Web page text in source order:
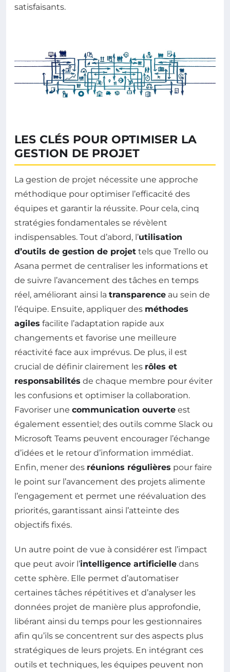
satisfaisants.
LES CLÉS POUR OPTIMISER LA
GESTION DE PROJET
La gestion de projet nécessite une approche
méthodique pour optimiser l’efficacité des
équipes et garantir la réussite. Pour cela, cinq
stratégies fondamentales se révèlent
indispensables. Tout d’abord, l’utilisation
d’outils de gestion de projet tels que Trello ou
Asana permet de centraliser les informations et
de suivre l’avancement des tâches en temps
réel, améliorant ainsi la transparence au sein de
l’équipe. Ensuite, appliquer des méthodes
agiles facilite l’adaptation rapide aux
changements et favorise une meilleure
réactivité face aux imprévus. De plus, il est
crucial de définir clairement les rôles et
responsabilités de chaque membre pour éviter
les confusions et optimiser la collaboration.
Favoriser une communication ouverte est
également essentiel; des outils comme Slack ou
Microsoft Teams peuvent encourager l’échange
d’idées et le retour d’information immédiat.
Enfin, mener des réunions régulières pour faire
le point sur l’avancement des projets alimente
l’engagement et permet une réévaluation des
priorités, garantissant ainsi l’atteinte des
objectifs fixés.
Un autre point de vue à considérer est l’impact
que peut avoir l’intelligence artificielle dans
cette sphère. Elle permet d’automatiser
certaines tâches répétitives et d’analyser les
données projet de manière plus approfondie,
libérant ainsi du temps pour les gestionnaires
afin qu’ils se concentrent sur des aspects plus
stratégiques de leurs projets. En intégrant ces
outils et techniques, les équipes peuvent non